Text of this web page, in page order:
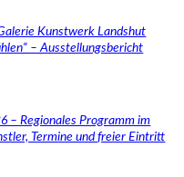
Kunstwerk Landshut
– Ausstellungsbericht
– Regionales Programm im
Termine und freier Eintritt